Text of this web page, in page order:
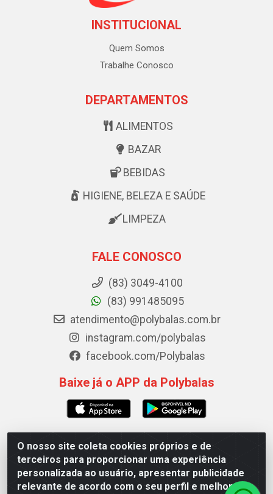
O nosso site coleta cookies próprios e de
terceiros para proporcionar uma experiência
personalizada ao usuário, apresentar publicidade
relevante de acordo com o seu perfil e melhorar a
INSTITUCIONAL
Quem Somos
Trabalhe Conosco
DEPARTAMENTOS
ALIMENTOS
BAZAR
BEBIDAS
HIGIENE, BELEZA E SAÚDE
LIMPEZA
FALE CONOSCO
(83) 3049-4100
(83) 991485095
atendimento@polybalas.com.br
instagram.com/polybalas
facebook.com/Polybalas
Baixe já o APP da Polybalas
Polybalas - Rua João Miguel de Souza, 173 Galpão B -
Ernesto Geisel, João Pessoa/PB - CEP 58.075-075 - CNPJ
00.909.327/0002-61